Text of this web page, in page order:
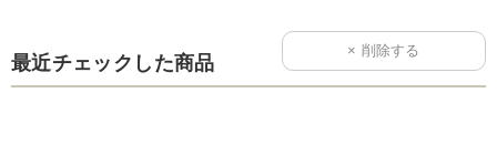
最近チェックした商品